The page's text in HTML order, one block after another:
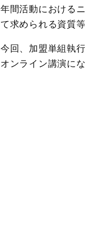
年間活動における
て求められる資質
今回、加盟単組執
オンライン講演にな